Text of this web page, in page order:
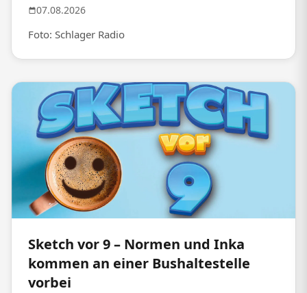
07.08.2026
Foto: Schlager Radio
Sketch vor 9 – Normen und Inka
kommen an einer Bushaltestelle
vorbei